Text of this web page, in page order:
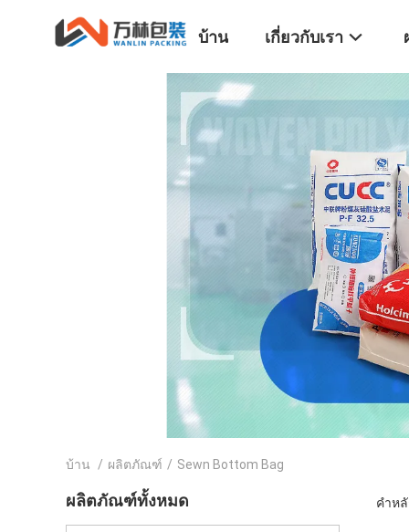
บ้าน เกี่ยวกับเรา
บ้าน / ผลิตภัณฑ์ / Sewn Bottom Bag
ผลิตภัณฑ์ทั้งหมด คำห